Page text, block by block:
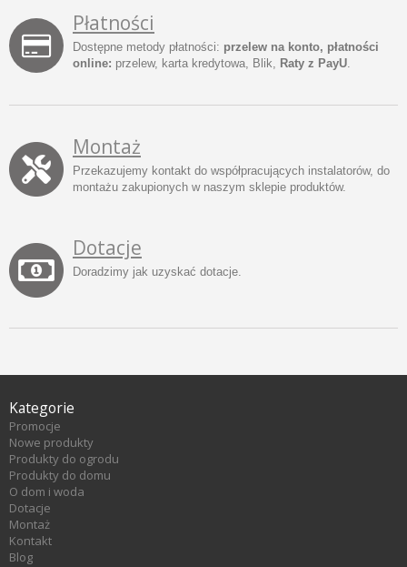
Płatności
Dostępne metody płatności: przelew na konto, płatności
online: przelew, karta kredytowa, Blik, Raty z PayU.
Montaż
Przekazujemy kontakt do współpracujących instalatorów, do
montażu zakupionych w naszym sklepie produktów.
Dotacje
Doradzimy jak uzyskać dotacje.
Kategorie
Promocje
Nowe produkty
Produkty do ogrodu
Produkty do domu
O dom i woda
Dotacje
Montaż
Kontakt
Blog